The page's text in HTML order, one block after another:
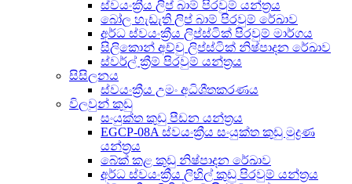
ස්වයංක්‍රීය ලිප් බාම් පිරවුම් යන්ත්‍රය
බෝල හැඩැති ලිප් බාම් පිරවුම් රේඛාව
අර්ධ ස්වයංක්‍රීය ලිප්ස්ටික් පිරවුම් මාර්ගය
සිලිකොන් අච්චු ලිප්ස්ටික් නිෂ්පාදන රේඛාව
ස්වර්ල් ක්‍රීම් පිරවුම් යන්ත්‍රය
සිසිලනය
ස්වයංක්‍රීය උමං අධිශීතකරණය
විලවුන් කුඩු
සංයුක්ත කුඩු පීඩන යන්ත්‍රය
EGCP-08A ස්වයංක්‍රීය සංයුක්ත කුඩු මුද්‍රණ
යන්ත්‍රය
බේක් කළ කුඩු නිෂ්පාදන රේඛාව
අර්ධ ස්වයංක්‍රීය ලිහිල් කුඩු පිරවුම් යන්ත්‍රය